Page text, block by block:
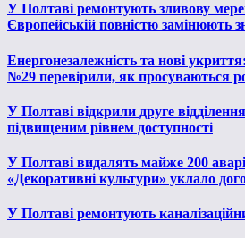
У Полтаві ремонтують зливову
Європейській повністю замінюють
Енергонезалежність та нові
№29 перевірили, як просуваються
У Полтаві відкрили друге
підвищеним рівнем доступності
У Полтаві видалять майже 200
«Декоративні культури» уклало
У Полтаві ремонтують